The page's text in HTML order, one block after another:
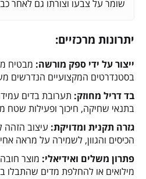
שומר על צבעו וצורתו גם לאחר
יתרונות מרכזיים:
ייצור על ידי ספק מורשה: מבטיח
בסטנדרטים המקצועיים הנדרשים
בד דריל מחוזק: תערובת בדים
בתנאי שחיקה, חיכוך ופעילות שטח
גזרה תקנית ומדויקת: עיצוב הזהה
הכיסים והגוון, לשמירה על מראה
פתרון משלים ואידיאלי: מוצר חובה
מילואים או להחלפת מדים שהתבלו